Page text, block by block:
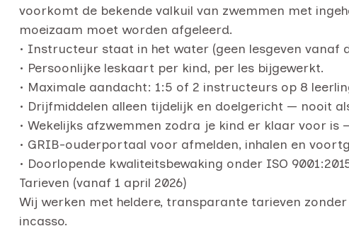
voorkomt de bekende valkuil van zwemmen met
moeizaam moet worden afgeleerd.
• Instructeur staat in het water (geen lesgeven vanaf
• Persoonlijke leskaart per kind, per les bijgewerkt.
• Maximale aandacht: 1:5 of 2 instructeurs op 8
• Drijfmiddelen alleen tijdelijk en doelgericht — nooit
• Wekelijks afzwemmen zodra je kind er klaar voor is
• GRIB-ouderportaal voor afmelden, inhalen en
• Doorlopende kwaliteitsbewaking onder ISO
Tarieven (vanaf 1 april 2026)
Wij werken met heldere, transparante tarieven zonder
incasso.